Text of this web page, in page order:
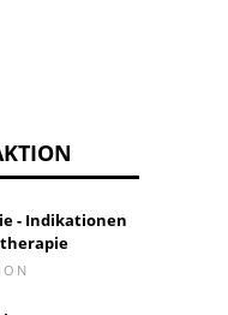
- Indikationen